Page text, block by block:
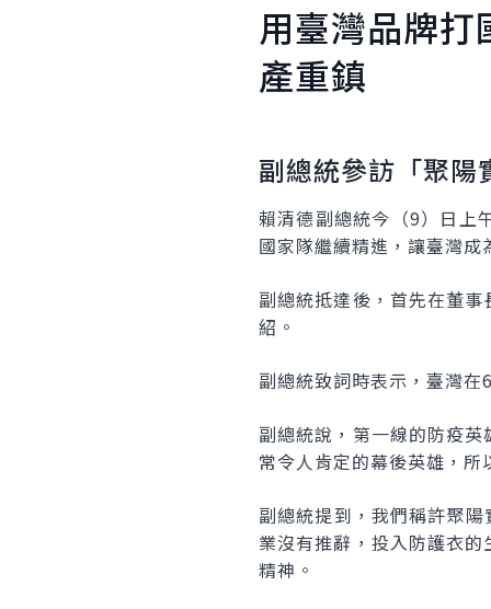
用臺灣品牌
產重鎮
副總統參訪「聚陽
賴清德副總統今（9）日上
國家隊繼續精進，讓臺灣
副總統抵達後，首先在董
紹。
副總統致詞時表示，臺灣
副總統說，第一線的防疫
常令人肯定的幕後英雄，
副總統提到，我們稱許聚
業沒有推辭，投入防護衣
精神。